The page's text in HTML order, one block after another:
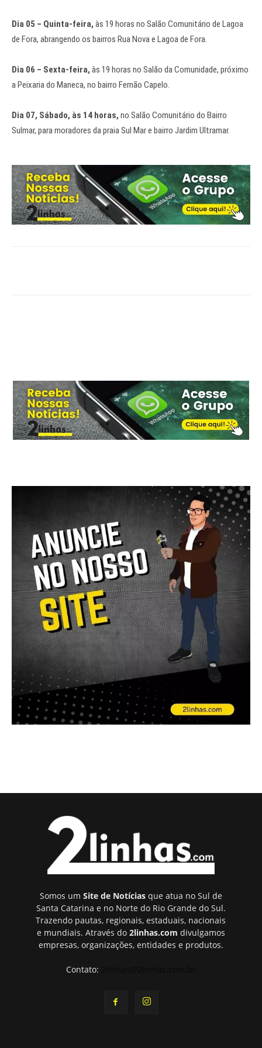
Dia 05 – Quinta-feira, às 19 horas no Salão Comunitário de Lagoa
de Fora, abrangendo os bairros Rua Nova e Lagoa de Fora.
Dia 06 – Sexta-feira, às 19 horas no Salão da Comunidade, próximo
a Peixaria do Maneca, no bairro Fernão Capelo.
Dia 07, Sábado, às 14 horas, no Salão Comunitário do Bairro
Sulmar, para moradores da praia Sul Mar e bairro Jardim Ultramar.
Somos um Site de Notíciasque atua no Sul de
Santa Catarina e no Norte do Rio Grande do Sul.
Trazendo pautas, regionais, estaduais, nacionais
e mundiais. Através do 2linhas.com divulgamos
empresas, organizações, entidades e produtos.
Contato: